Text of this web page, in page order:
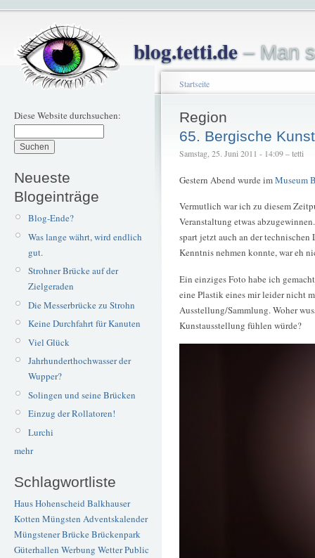
blog.tetti.de– Man
Diese Website durchsuchen:
Neueste
Blogeinträge
Blog-Ende?
Was lange währt, wird endlich
gut.
Strohner Brücke auf der
Zielgeraden
Die Messerbrücke zu Strohn
Keine Durchfahrt für Kanuten
Viel Glück
Jahrhunderthochwasser der
Wupper?
Solingen und seine Brücken
Einzug der Rollatoren!
Lurchi
mehr
Schlagwortliste
Haus Hohenscheid Balkhauser
Kotten Müngsten Adventskalender
Müngstener BrückeBrückenpark
Güterhallen Werbung WetterPublic
Startseite
Region
65. Bergische
Samstag, 25. Juni 2011 - 14:09 – tetti
Gestern Abend wurde imMuseum
Vermutlich war ich zu diesem
Veranstaltung etwas
spart jetzt auch an der technischen
Kenntnis nehmen konnte, war eh
Ein einziges Foto habe ich
eine Plastik eines mir leider nicht
Ausstellung/Sammlung. Woher
Kunstausstellung fühlen würde?